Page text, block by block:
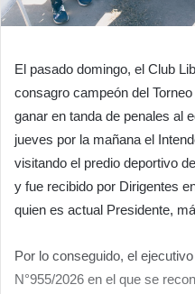
El pasado domingo, el Club
consagro campeón del
ganar en tanda de penales al
jueves por la mañana el
visitando el predio deportivo
y fue recibido por Dirigentes
quien es actual Presidente,
Por lo conseguido, el
N°955/2026 en el que se